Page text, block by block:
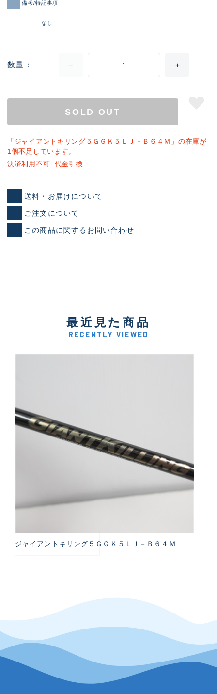
備考/特記事項
なし
数量
SOLD OUT
「ジャイアントキリング５ＧＧＫ５ＬＪ－Ｂ６４Ｍ」の在庫が
1個不足しています。
決済利用不可: 代金引換
送料・お届けについて
ご注文について
この商品に関するお問い合わせ
最近見た商品
RECENTLY VIEWED
ジャイアントキリング５ＧＧＫ５ＬＪ－Ｂ６４Ｍ